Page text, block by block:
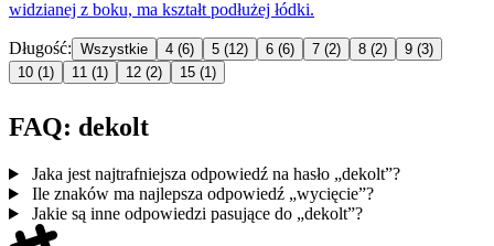
widzianej z boku, ma kształt podłużej łódki.
Długość: Wszystkie 4 (6) 5 (12) 6 (6) 7 (2) 8 (2) 9 (3)
10 (1) 11 (1) 12 (2) 15 (1)
FAQ: dekolt
Jaka jest najtrafniejsza odpowiedź na hasło „dekolt”?
Ile znaków ma najlepsza odpowiedź „wycięcie”?
Jakie są inne odpowiedzi pasujące do „dekolt”?